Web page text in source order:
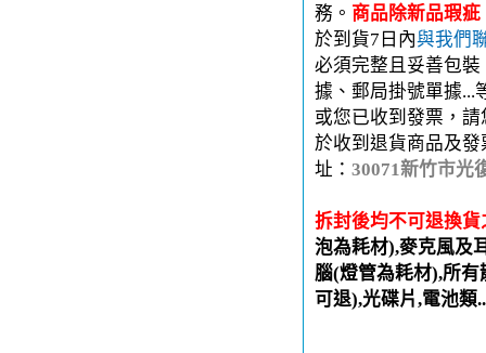
務。 商品除新品瑕
於到貨7日內與我們
必須完整且妥善包
據、郵局掛號單據...
或您已收到發票，
於收到退貨商品及
址： 30071新竹市光
拆封後均不可退換
泡為耗材),麥克風及
腦(燈管為耗材),所
可退),光碟片,電池類